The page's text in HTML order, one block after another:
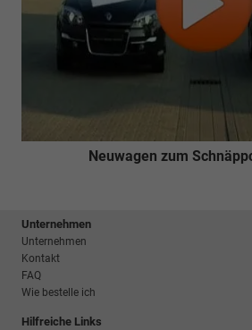
Neuwagen zum
Unternehmen
Unternehmen
Kontakt
FAQ
Wie bestelle ich
Hilfreiche Links